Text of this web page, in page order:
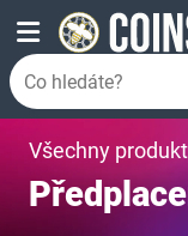
Všechny